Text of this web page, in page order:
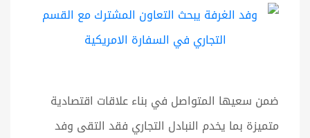
ضمن سعيها المتواصل في بناء علاقات اقتصادية
متميزة بما يخدم النبادل التجاري فقد التقى وفد